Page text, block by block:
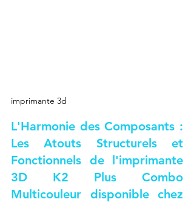
imprimante 3d
L'Harmonie des Composants :
Les Atouts Structurels et
Fonctionnels de l'imprimante
3D K2 Plus Combo
Multicouleur disponible chez